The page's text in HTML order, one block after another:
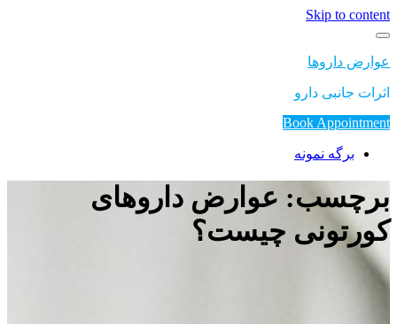
Skip to content
عوارض داروها
اثرات جانبی دارو
Book Appointment
برگه نمونه
برچسب: عوارض داروهای
کورتونی چیست؟